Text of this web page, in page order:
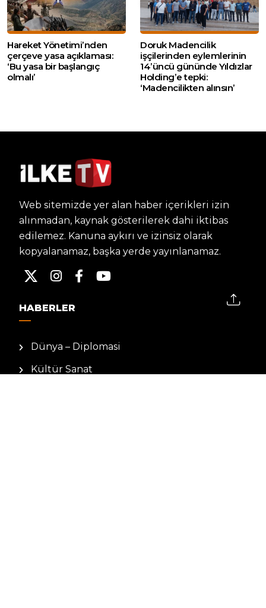
Hareket Yönetimi’nden
çerçeve yasa açıklaması:
‘Bu yasa bir başlangıç
olmalı’
Doruk Madencilik
işçilerinden eylemlerinin
14’üncü gününde Yıldızlar
Holding’e tepki:
‘Madencilikten alınsın’
Web sitemizde yer alan haber içerikleri izin
alınmadan, kaynak gösterilerek dahi iktibas
edilemez. Kanuna aykırı ve izinsiz olarak
kopyalanamaz, başka yerde yayınlanamaz.
HABERLER
Dünya – Diplomasi
Kültür Sanat